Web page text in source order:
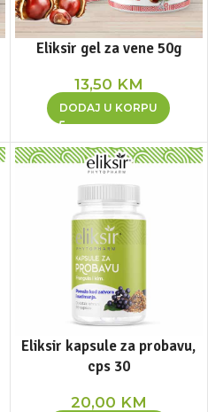
Eliksir gel za vene 50g
13,50 KM
DODAJ U KORPU
Eliksir kapsule za probavu,
cps 30
20,00 KM